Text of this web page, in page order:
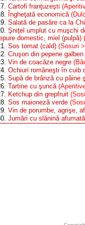
Cartofi franţuzeşti
Îngheţată economică
Salată de pasăre ca la
Şniţel umplut cu muşchi
domestic, miel (pulpă)
Sos tomat (cald) (Sosuri
Cruşon din pepene galben
Vin de coacăze negre
Ochiuri româneşti în cuib
Supă de brânză cu pâine
Tartine cu şuncă
Ketchup din grepfruit
Sos maioneză verde
Vin de porumbe, agrişe,
Jumări cu slănină afumată